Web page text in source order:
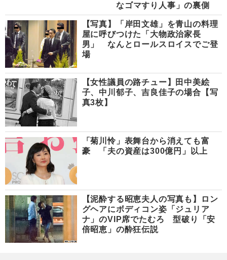
なゴマすり人事」の裏側
【写真】「岸田文雄」を青山の料理
屋に呼びつけた「大物政治家長
男」 なんとロールスロイスでご登
場
【女性議員の路チュー】田中美絵
子、中川郁子、吉良佳子の場合【写
真3枚】
「菊川怜」表舞台から消えても富
豪 「夫の資産は300億円」以上
【泥酔する昭恵夫人の写真も】ロン
グヘアにボディコン姿「ジュリア
ナ」のVIP席でたむろ 型破り「安
倍昭恵」の酔狂伝説